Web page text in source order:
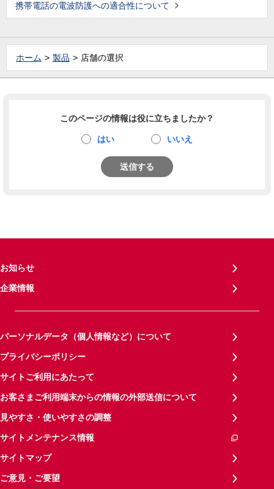
携帯電話の電波防護への適合性について
ホーム 製品 店舗の選択
このページの情報は役に立ちましたか？
はい いいえ
送信する
お知らせ
企業情報
パーソナルデータ（個人情報など）について
プライバシーポリシー
サイトご利用にあたって
お客さまご利用端末からの情報の外部送信について
見やすさ・使いやすさの調整
サイトメンテナンス情報
サイトマップ
ご意見・ご要望